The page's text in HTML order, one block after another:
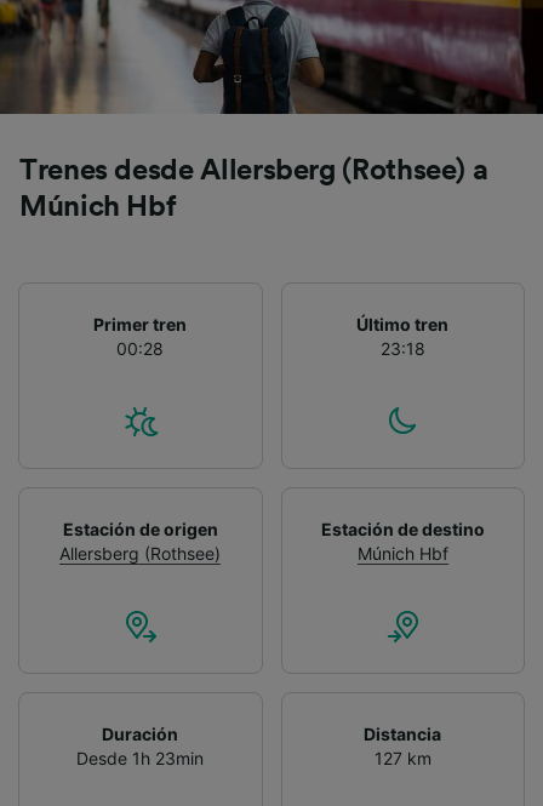
Trenes desde Allersberg (Rothsee) a
Múnich Hbf
Primer tren
00:28
Último tren
23:18
Estación de origen
Allersberg (Rothsee)
Estación de destino
Múnich Hbf
Duración
Desde 1h 23min
Distancia
127 km
características del dispositivo para su
identificación. Almacenar la información en un
dispositivo y/o acceder a ella. Publicidad y
contenido personalizados, medición de
publicidad y contenido, investigación de
Lista de asociados (proveedores)